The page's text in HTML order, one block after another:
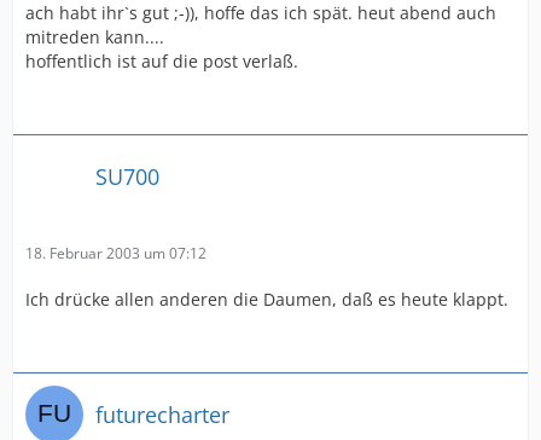
ach habt ihr`s gut ;-)), hoffe das ich spät. heut abend auch
mitreden kann....
hoffentlich ist auf die post verlaß.
SU700
18. Februar 2003 um 07:12
Ich drücke allen anderen die Daumen, daß es heute klappt.
futurecharter